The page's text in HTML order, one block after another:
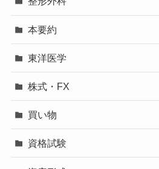
本要約
東洋医学
株式・FX
買い物
資格試験